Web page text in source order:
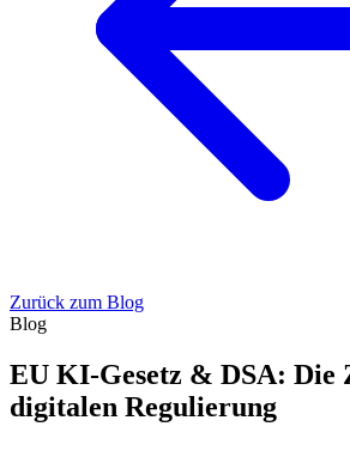
Zurück zum Blog
Blog
EU KI-Gesetz & DSA: Die
digitalen Regulierung